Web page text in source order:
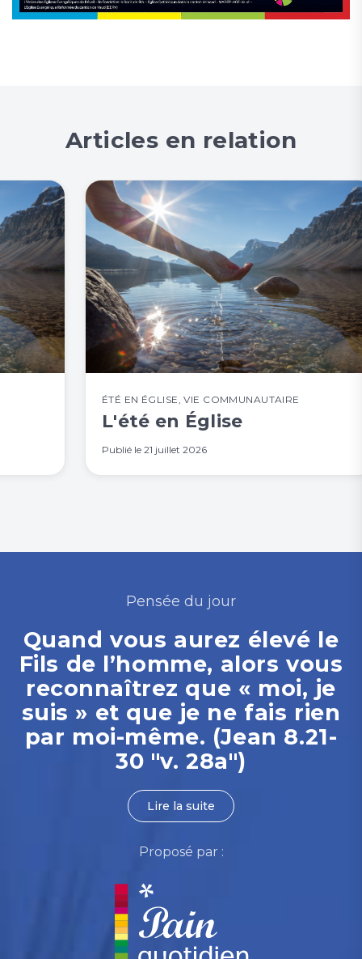
Articles en relation
ÉTÉ EN ÉGLISE ,VIE COMMUNAUTAIRE
L'été en Église
Publié le 21 juillet 2026
Pensée du jour
Quand vous aurez élevé le
Fils de l’homme, alors vous
reconnaîtrez que « moi, je
suis » et que je ne fais rien
par moi-même. (Jean 8.21-
30 "v. 28a")
Lire la suite
Proposé par :